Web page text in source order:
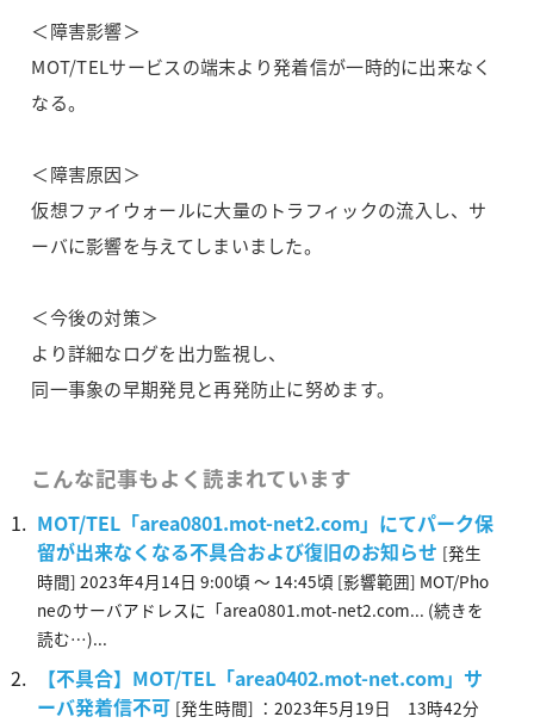
＜障害影響＞
MOT/TELサービスの端末より発着信が一時的に出来なく
なる。
＜障害原因＞
仮想ファイウォールに大量のトラフィックの流入し、サ
ーバに影響を与えてしまいました。
＜今後の対策＞
より詳細なログを出力監視し、
同一事象の早期発見と再発防止に努めます。
こんな記事もよく読まれています
MOT/TEL「area0801.mot-net2.com」にてパーク保
留が出来なくなる不具合および復旧のお知らせ [発生
時間] 2023年4月14日 9:00頃 ～ 14:45頃 [影響範囲] MOT/Pho
neのサーバアドレスに「area0801.mot-net2.com... (続きを
読む…)...
【不具合】MOT/TEL「area0402.mot-net.com」サ
ーバ発着信不可 [発生時間] ：2023年5月19日 13時42分